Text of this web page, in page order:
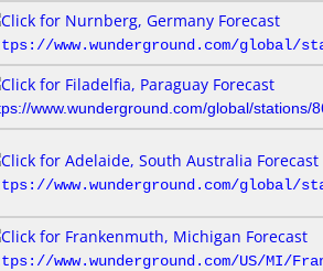
www.wunderground.com/global/
www.wunderground.com/global/stations/
www.wunderground.com/global/
www.wunderground.com/US/MI/